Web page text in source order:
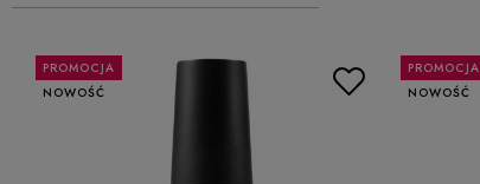
PROMOCJA
NOWOŚĆ
PROMOCJA
NOWOŚĆ